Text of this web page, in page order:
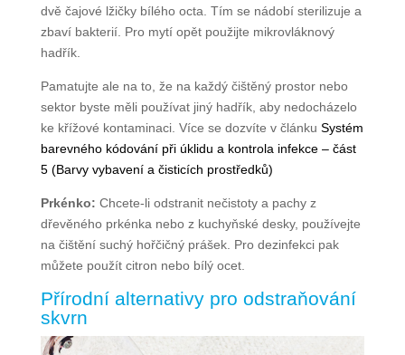
dvě čajové lžičky bílého octa. Tím se nádobí sterilizuje a
zbaví bakterií. Pro mytí opět použijte mikrovláknový
hadřík.
Pamatujte ale na to, že na každý čištěný prostor nebo
sektor byste měli používat jiný hadřík, aby nedocházelo
ke křížové kontaminaci. Více se dozvíte v článku Systém
barevného kódování při úklidu a kontrola infekce – část
5 (Barvy vybavení a čisticích prostředků)
Prkénko: Chcete-li odstranit nečistoty a pachy z
dřevěného prkénka nebo z kuchyňské desky, používejte
na čištění suchý hořčičný prášek. Pro dezinfekci pak
můžete použít citron nebo bílý ocet.
Přírodní alternativy pro odstraňování
skvrn